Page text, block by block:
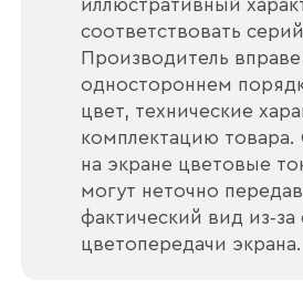
иллюстративный
соответствовать
Производитель вправе
одностороннем
цвет, технические
комплектацию
на экране цветовые
могут неточно
фактический вид
цветопередачи экрана.